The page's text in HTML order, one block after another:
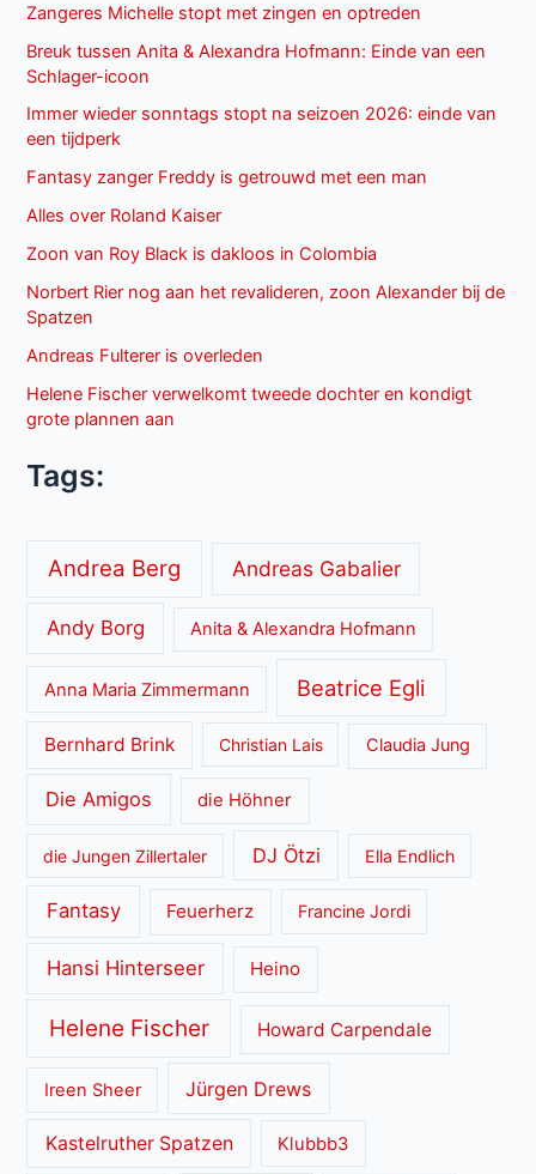
Zangeres Michelle stopt met zingen en optreden
Breuk tussen Anita & Alexandra Hofmann: Einde van een
Schlager-icoon
Immer wieder sonntags stopt na seizoen 2026: einde van
een tijdperk
Fantasy zanger Freddy is getrouwd met een man
Alles over Roland Kaiser
Zoon van Roy Black is dakloos in Colombia
Norbert Rier nog aan het revalideren, zoon Alexander bij de
Spatzen
Andreas Fulterer is overleden
Helene Fischer verwelkomt tweede dochter en kondigt
grote plannen aan
Tags:
Andrea Berg Andreas Gabalier
Andy Borg Anita & Alexandra Hofmann
Anna Maria Zimmermann Beatrice Egli
Bernhard Brink Christian Lais Claudia Jung
Die Amigos die Höhner
die Jungen Zillertaler DJ Ötzi Ella Endlich
Fantasy Feuerherz Francine Jordi
Hansi Hinterseer Heino
Helene Fischer Howard Carpendale
Ireen Sheer Jürgen Drews
Kastelruther Spatzen Klubbb3